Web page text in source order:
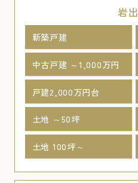
岩
新築戸建
中古戸建 ～1,000万円
戸建2,000万円台
土地 ～50坪
土地 100坪～